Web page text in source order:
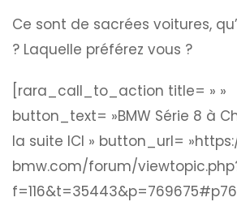
Ce sont de sacrées voitures,
? Laquelle préférez vous ?
[rara_call_to_action title= » »
button_text= »BMW Série 8 à
la suite ICI » button_url=
bmw.com/forum/